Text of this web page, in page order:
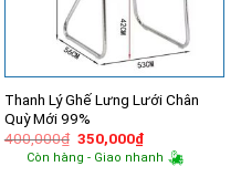
Thanh Lý Ghế Lưng Lưới Chân
Quỳ Mới 99%
400,000₫ Giá
gốc
là:
350,000₫Giá
hiện
tại
Còn hàng - Giao nhanh